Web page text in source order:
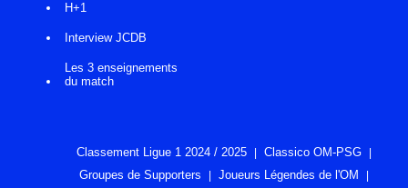
H+1
Interview JCDB
Les 3 enseignements
du match
Classement Ligue 1 2024 / 2025
Classico OM-PSG
Groupes de Supporters
Joueurs Légendes de l'OM